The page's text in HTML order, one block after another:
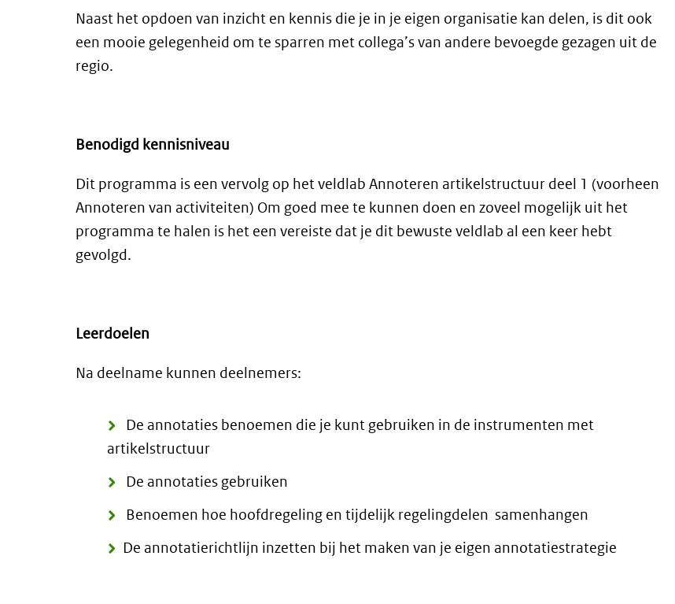
Naast het opdoen van inzicht en kennis die je in je eigen organisatie kan delen, is dit ook
een mooie gelegenheid om te sparren met collega’s van andere bevoegde gezagen uit de
regio.
Benodigd kennisniveau
Dit programma is een vervolg op het veldlab Annoteren artikelstructuur deel 1 (voorheen
Annoteren van activiteiten) Om goed mee te kunnen doen en zoveel mogelijk uit het
programma te halen is het een vereiste dat je dit bewuste veldlab al een keer hebt
gevolgd.
Leerdoelen
Na deelname kunnen deelnemers:
De annotaties benoemen die je kunt gebruiken in de instrumenten met
artikelstructuur
De annotaties gebruiken
Benoemen hoe hoofdregeling en tijdelijk regelingdelen samenhangen
De annotatierichtlijn inzetten bij het maken van je eigen annotatiestrategie